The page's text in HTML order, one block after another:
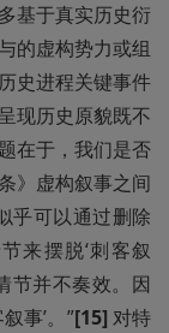
基于真实历史衍
的虚构势力或组
史进程关键事件
现历史原貌既不
在于，我们是否
》虚构叙事之间
乎可以通过删除
来摆脱‘刺客叙
节并不奏效。因
事’。”[15] 对特